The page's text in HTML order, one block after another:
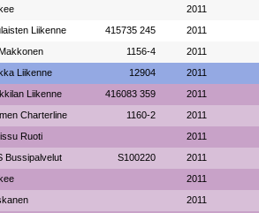
2011
Liikenne 415735 245 2011
1156-4 2011
Liikenne 12904 2011
Liikenne 416083 359 2011
Charterline 1160-2 2011
Ruoti 2011
Bussipalvelut S100220 2011
2011
2011